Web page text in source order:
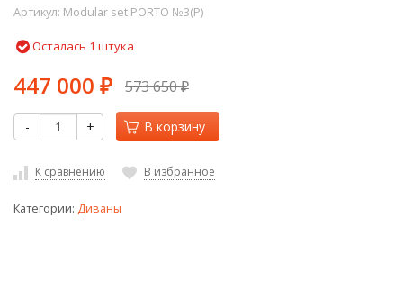
Артикул: Modular set PORTO №3(P)
Осталась 1 штука
447 000 ₽ 573 650₽
- + В корзину
К сравнению В избранное
Категории: Диваны